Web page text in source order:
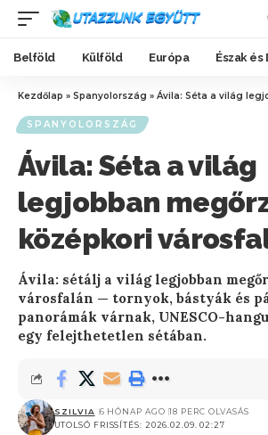
Belföld Külföld Európa Észak
Kezdőlap » Spanyolország » Ávila: Séta a világ legjobban
SPANYOLORSZÁG
Ávila: Séta a világ
legjobban
középkori
Ávila: sétálj a világ legjobban
városfalán — tornyok, bástyák és
panorámák várnak, UNESCO-
egy felejthetetlen sétában.
UTOLSÓ FRISSÍTÉS: 2026.02.09. 02:27
SZILVIA 6 HÓNAP AGO 18 PERC OLVASÁS